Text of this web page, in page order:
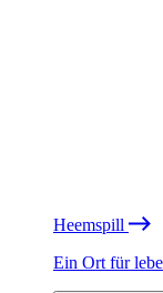
Heemspill
Ein Ort für